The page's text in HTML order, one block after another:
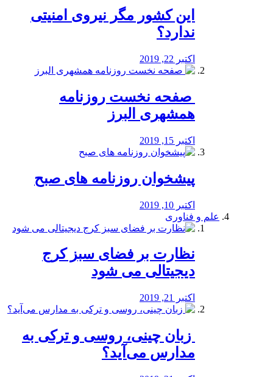
این کشور مگر نیروی امنیتی
ندارد؟
اکتبر 22, 2019
️ صفحه نخست روزنامه‌
همشهری البرز
اکتبر 15, 2019
پیشخوان روزنامه های صبح
اکتبر 10, 2019
علم و فناوری
نظارت بر فضای سبز کرج
دیجیتالی می شود
اکتبر 21, 2019
️ زبان چینی، روسی و ترکی به
مدارس می‌آید؟